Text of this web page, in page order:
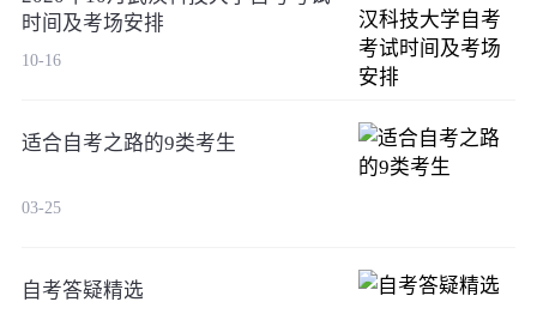
时间及考场安排
10-16
适合自考之路的9类考生
03-25
自考答疑精选